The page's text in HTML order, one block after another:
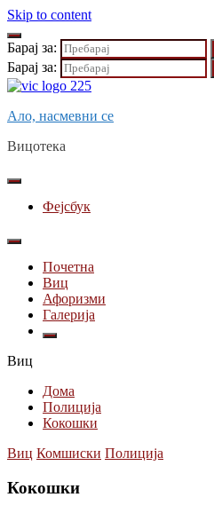
Skip to content
Барај за:
Барај за:
Ало, насмевни се
Вицотека
Фејсбук
Почетна
Виц
Афоризми
Галерија
Виц
Дома
Полиција
Кокошки
Виц Комшиски Полиција
Кокошки